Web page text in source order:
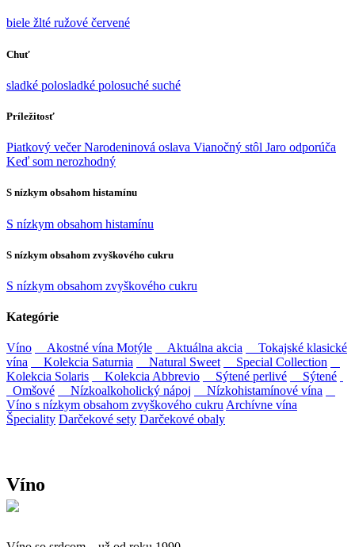
biele žlté ružové červené
Chuť
sladké polosladké polosuché suché
Príležitosť
Piatkový večerNarodeninová oslava Vianočný stôl Jaro odporúča
Keď som nerozhodný
S nízkym obsahom histamínu
S nízkym obsahom histamínu
S nízkym obsahom zvyškového cukru
S nízkym obsahom zvyškového cukru
Kategórie
Víno Akostné vína Motýle Aktuálna akcia
Tokajské klasické
vína
Kolekcia Saturnia Natural Sweet
Special Collection
Kolekcia Solaris
Kolekcia Abbrevio Sýtené perlivé
Sýtené
Omšové
Nízkoalkoholický nápoj
Nízkohistamínové vína
Víno s nízkym obsahom zvyškového cukru Archívne vína
Špeciality Darčekové sety Darčekové obaly
Víno
Víno so srdcom – už od roku 1990